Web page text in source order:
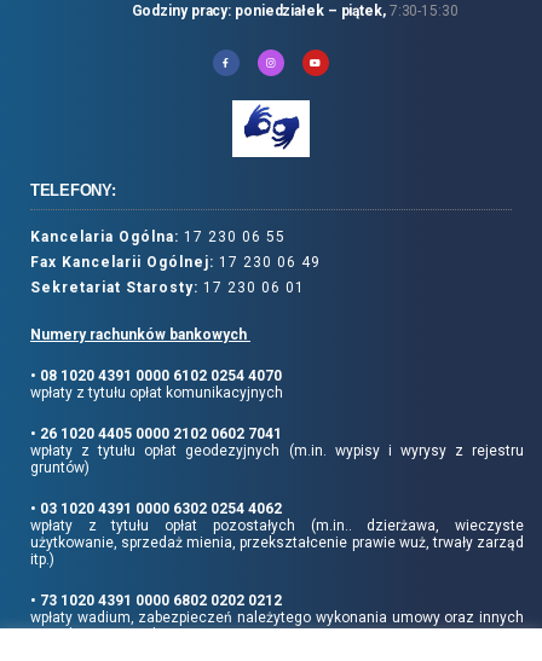
Godziny pracy: poniedziałek – piątek, 7:30-15:30
TELEFONY:
Kancelaria Ogólna: 17 230 06 55
Fax Kancelarii Ogólnej: 17 230 06 49
Sekretariat Starosty: 17 230 06 01
Numery rachunków bankowych
• 08 1020 4391 0000 6102 0254 4070
wpłaty z tytułu opłat komunikacyjnych
• 26 1020 4405 0000 2102 0602 7041
wpłaty z tytułu opłat geodezyjnych (m.in. wypisy i wyrysy z rejestru
gruntów)
• 03 1020 4391 0000 6302 0254 4062
wpłaty z tytułu opłat pozostałych (m.in.. dzierżawa, wieczyste
użytkowanie, sprzedaż mienia, przekształcenie prawie wuż, trwały zarząd
itp.)
• 73 1020 4391 0000 6802 0202 0212
wpłaty wadium, zabezpieczeń należytego wykonania umowy oraz innych